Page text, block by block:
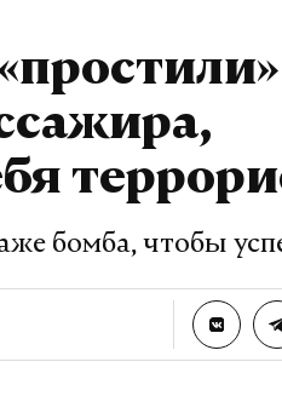
бомба, чтобы